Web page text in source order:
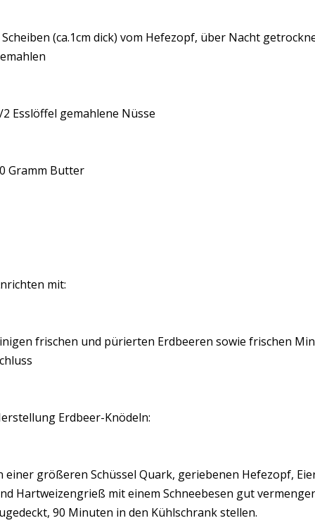
Scheiben (ca.1cm dick) vom Hefezopf, über Nacht
2 Esslöffel gemahlene Nüsse
Gramm Butter
mit:
frischen und pürierten Erdbeeren sowie frischen
Erdbeer-Knödeln:
einer größeren Schüssel Quark, geriebenen Hefezopf,
Hartweizengrieß mit einem Schneebesen gut
90 Minuten in den Kühlschrank stellen.